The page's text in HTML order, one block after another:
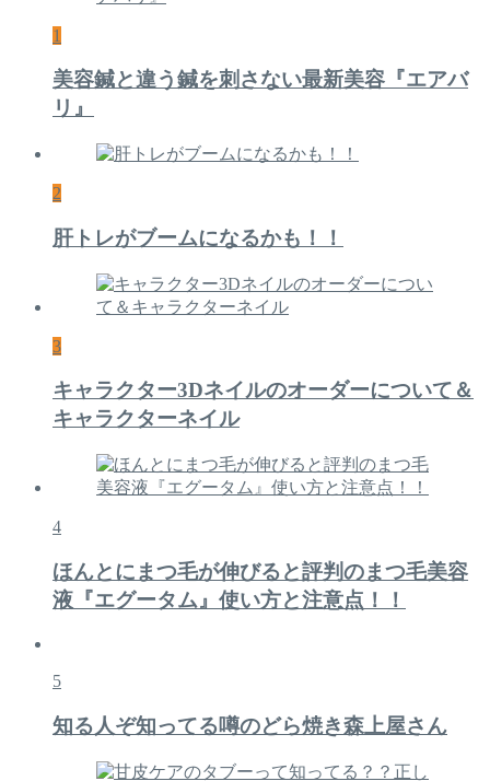
1
美容鍼と違う鍼を刺さない最新美容『エアバ
リ』
2
肝トレがブームになるかも！！
3
キャラクター3Dネイルのオーダーについて＆
キャラクターネイル
4
ほんとにまつ毛が伸びると評判のまつ毛美容
液『エグータム』使い方と注意点！！
5
知る人ぞ知ってる噂のどら焼き森上屋さん